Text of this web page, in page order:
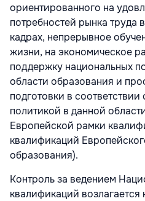
ориентированного на
потребностей рынка труда
кадрах, непрерывное
жизни, на экономическое
поддержку национальных
области образования и
подготовки в
политикой в данной
Европейской рамки
квалификаций
образования).
Контроль за ведением
квалификаций